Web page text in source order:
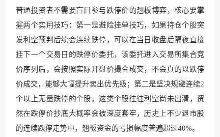
普通投资者不需要盲目参与跌停价的翘板博弈，核心要掌
握两个实用技巧：第一是避险挂单技巧，如果持仓个股突
发利空预判后续会连续跌停，可以在当日收盘后隔夜直接
挂下一个交易日的跌停价委托，该委托进入交易所集合竞
价序列后，会按照实际开盘价撮合成交，不会真的以跌停
价成交，能够大幅提升卖出优先级；第二是坚决规避连续2
个以上无量跌停的个股，这类个股往往利空尚未出清，贸
然在跌停价抄底大概率会被深度套牢，历史上不少退市股
的连续跌停走势中，翘板资金的亏损幅度普遍超过40%。